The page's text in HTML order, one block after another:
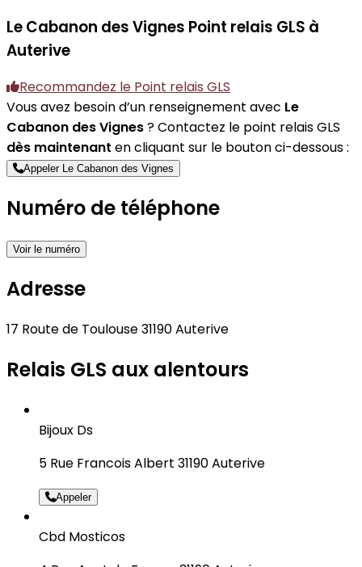
Le Cabanon des Vignes Point relais GLS à
Auterive
Recommandez le Point relais GLS
Vous avez besoin d’un renseignement avec Le
Cabanon des Vignes? Contactez le point relais GLS
dès maintenant en cliquant sur le bouton ci-dessous :
Appeler Le Cabanon des Vignes
Numéro de téléphone
Voir le numéro
Adresse
17 Route de Toulouse 31190 Auterive
Relais GLS aux alentours
Bijoux Ds
5 Rue Francois Albert 31190 Auterive
Appeler
Cbd Mosticos